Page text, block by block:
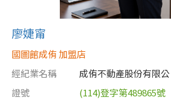
廖婕甯
國圖館成侑 加盟店
經紀業名稱
成侑不動產股份有限公
證號
(114)登字第489865號